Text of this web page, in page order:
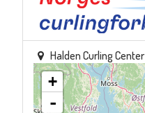
Halden Curling Center
+
-